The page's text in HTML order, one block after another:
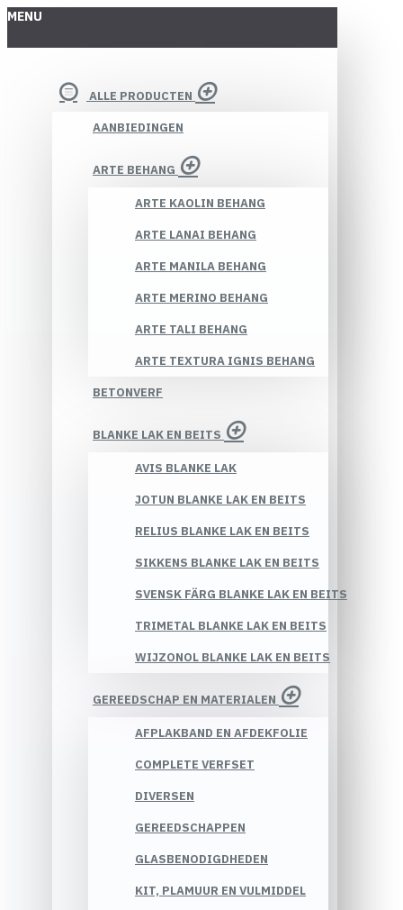
MENU
ALLE PRODUCTEN
AANBIEDINGEN
ARTE BEHANG
ARTE KAOLIN BEHANG
ARTE LANAI BEHANG
ARTE MANILA BEHANG
ARTE MERINO BEHANG
ARTE TALI BEHANG
ARTE TEXTURA IGNIS BEHANG
BETONVERF
BLANKE LAK EN BEITS
AVIS BLANKE LAK
JOTUN BLANKE LAK EN BEITS
RELIUS BLANKE LAK EN BEITS
SIKKENS BLANKE LAK EN BEITS
SVENSK FÄRG BLANKE LAK EN BEITS
TRIMETAL BLANKE LAK EN BEITS
WIJZONOL BLANKE LAK EN BEITS
GEREEDSCHAP EN MATERIALEN
AFPLAKBAND EN AFDEKFOLIE
COMPLETE VERFSET
DIVERSEN
GEREEDSCHAPPEN
GLASBENODIGDHEDEN
KIT, PLAMUUR EN VULMIDDEL